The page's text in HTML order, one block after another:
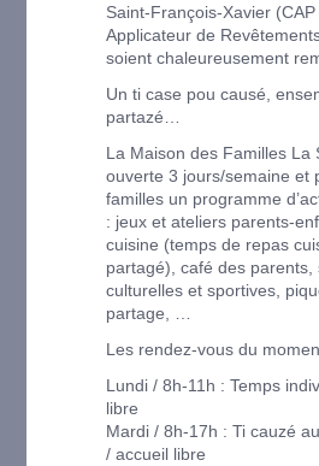
Saint-François-Xavier (CAP
Applicateur de
soient chaleureusement
Un ti case pou causé,
partazé…
La Maison des Familles La
ouverte 3 jours/semaine et
familles un programme
: jeux et ateliers parents-
cuisine (temps de repas
partagé), café des parents,
culturelles et sportives,
partage, …
Les rendez-vous du
Lundi / 8h-11h : Temps
libre
Mardi / 8h-17h : Ti cauzé
/ accueil libre